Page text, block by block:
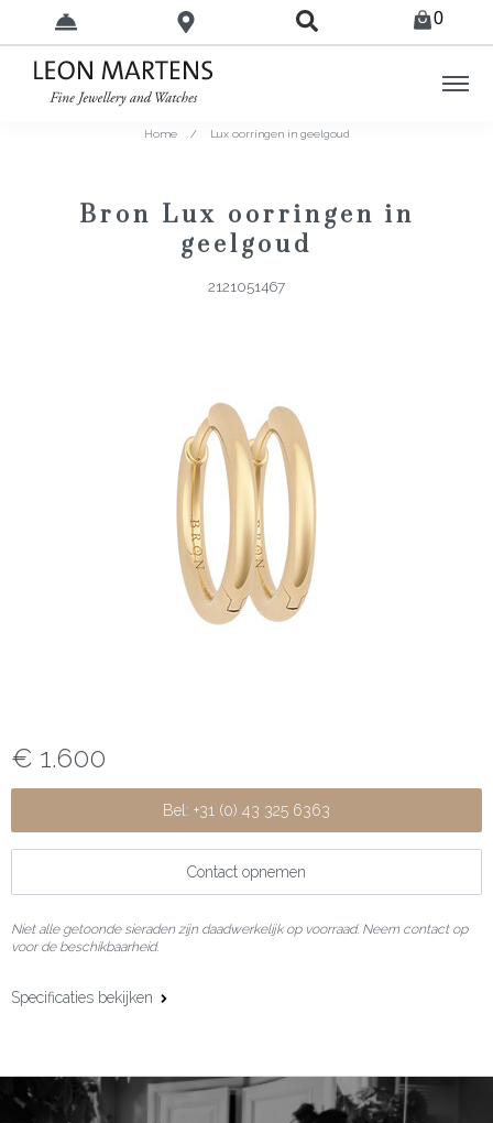
0
Home / Lux oorringen in geelgoud
Bron Lux oorringen in
geelgoud
2121051467
€ 1.600
Bel: +31 (0) 43 325 6363
Contact opnemen
Niet alle getoonde sieraden zijn daadwerkelijk op voorraad. Neem contact op
voor de beschikbaarheid.
Specificaties bekijken